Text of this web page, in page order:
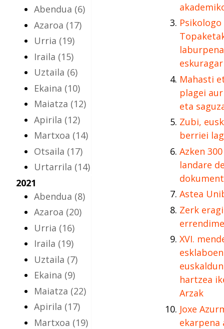
Abendua (6)
Azaroa (17)
Urria (19)
Iraila (15)
Uztaila (6)
Ekaina (10)
Maiatza (12)
Apirila (12)
Martxoa (14)
Otsaila (17)
Urtarrila (14)
2021
Abendua (8)
Azaroa (20)
Urria (16)
Iraila (19)
Uztaila (7)
Ekaina (9)
Maiatza (22)
Apirila (17)
Martxoa (19)
Psikologo
Mahasti
plagei
eta
Zubi,
berriei
Azken
landare
Astea
Zerk
XVI.
hartzea
Arzak
Joxe
ekarpena